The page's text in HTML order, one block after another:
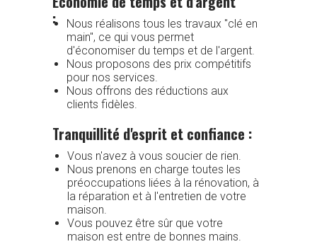
:
Nous réalisons tous les travaux "clé en
main", ce qui vous permet
d'économiser du temps et de l'argent.
Nous proposons des prix compétitifs
pour nos services.
Nous offrons des réductions aux
clients fidèles.
Tranquillité d'esprit et confiance :
Vous n'avez à vous soucier de rien.
Nous prenons en charge toutes les
préoccupations liées à la rénovation, à
la réparation et à l'entretien de votre
maison.
Vous pouvez être sûr que votre
maison est entre de bonnes mains.